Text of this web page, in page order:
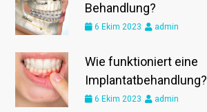
Behandlung?
6 Ekim 2023 admin
Wie funktioniert eine
Implantatbehandlung?
6 Ekim 2023 admin